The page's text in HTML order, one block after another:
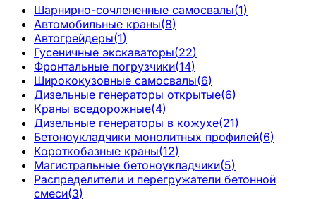
Шарнирно-сочлененные самосвалы(1)
Автомобильные краны(8)
Автогрейдеры(1)
Гусеничные экскаваторы(22)
Фронтальные погрузчики(14)
Ширококузовные самосвалы(6)
Дизельные генераторы открытые(6)
Краны вседорожные(4)
Дизельные генераторы в кожухе(21)
Бетоноукладчики монолитных профилей(6)
Короткобазные краны(12)
Магистральные бетоноукладчики(5)
Распределители и перегружатели бетонной
смеси(3)